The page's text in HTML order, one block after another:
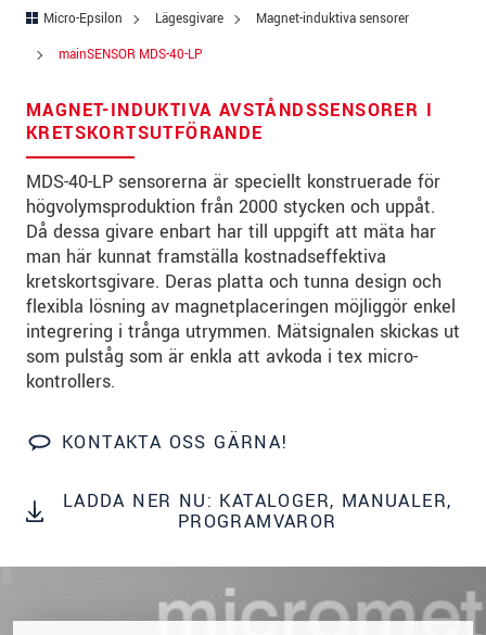
Micro-Epsilon Lägesgivare
Magnet-induktiva sensorer
mainSENSOR MDS-40-LP
MAGNET-INDUKTIVA AVSTÅNDSSENSORER I
KRETSKORTSUTFÖRANDE
MDS-40-LP sensorerna är speciellt konstruerade för
högvolymsproduktion från 2000 stycken och uppåt.
Då dessa givare enbart har till uppgift att mäta har
man här kunnat framställa kostnadseffektiva
kretskortsgivare. Deras platta och tunna design och
flexibla lösning av magnetplaceringen möjliggör enkel
integrering i trånga utrymmen. Mätsignalen skickas ut
som pulståg som är enkla att avkoda i tex micro-
kontrollers.
KONTAKTA OSS GÄRNA!
LADDA NER NU: KATALOGER, MANUALER,
PROGRAMVAROR
Ort*
Land*
Telefon*
E-post*
Meddelande*
* Obligatoriska fält
integritetspolicy.
SKICKA MEDDELANDE